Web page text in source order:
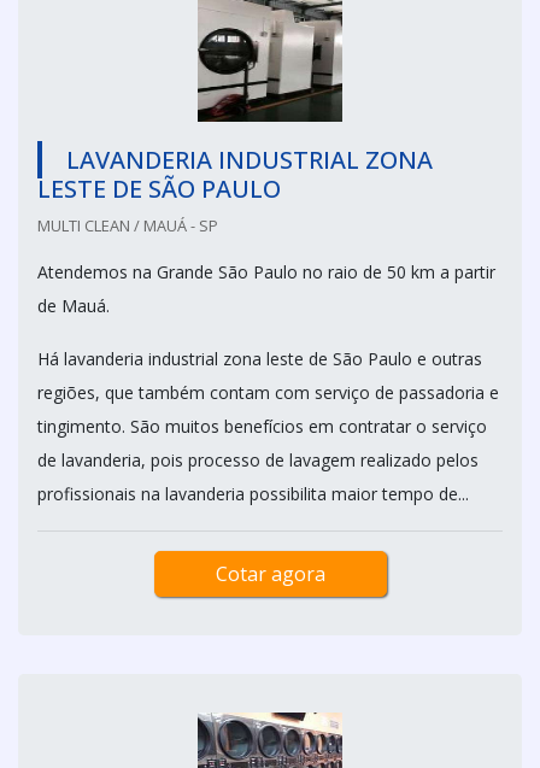
LAVANDERIA INDUSTRIAL ZONA
LESTE DE SÃO PAULO
MULTI CLEAN / MAUÁ - SP
Atendemos na Grande São Paulo no raio de 50 km a partir
de Mauá.
Há lavanderia industrial zona leste de São Paulo e outras
regiões, que também contam com serviço de passadoria e
tingimento. São muitos benefícios em contratar o serviço
de lavanderia, pois processo de lavagem realizado pelos
profissionais na lavanderia possibilita maior tempo de...
Cotar agora